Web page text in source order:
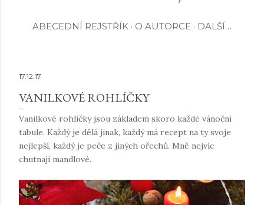
ABECEDNÍ REJSTŘÍK O AUTORCE DALŠÍ…
17.12.17
VANILKOVÉ ROHLÍČKY
Vanilkové rohlíčky jsou základem skoro každé vánoční
tabule. Každý je dělá jinak, každý má recept na ty svoje
nejlepší, každý je peče z jiných ořechů. Mně nejvíc
chutnají mandlové.